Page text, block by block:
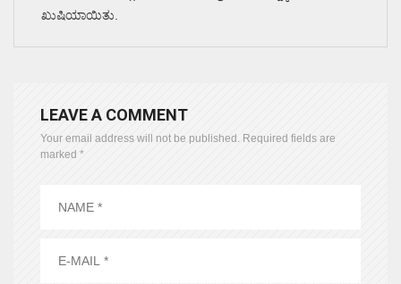
ಖುಷಿಯಾಯಿತು.
LEAVE A COMMENT
Your email address will not be published. Required fields are
marked *